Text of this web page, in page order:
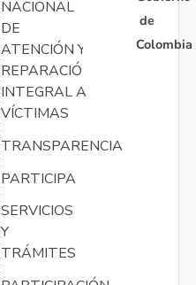
NACIONAL
DE
ATENCIÓN Y
REPARACIÓN
INTEGRAL A
VÍCTIMAS
TRANSPARENCIA
PARTICIPA
SERVICIOS
Y
TRÁMITES
de
Colombia